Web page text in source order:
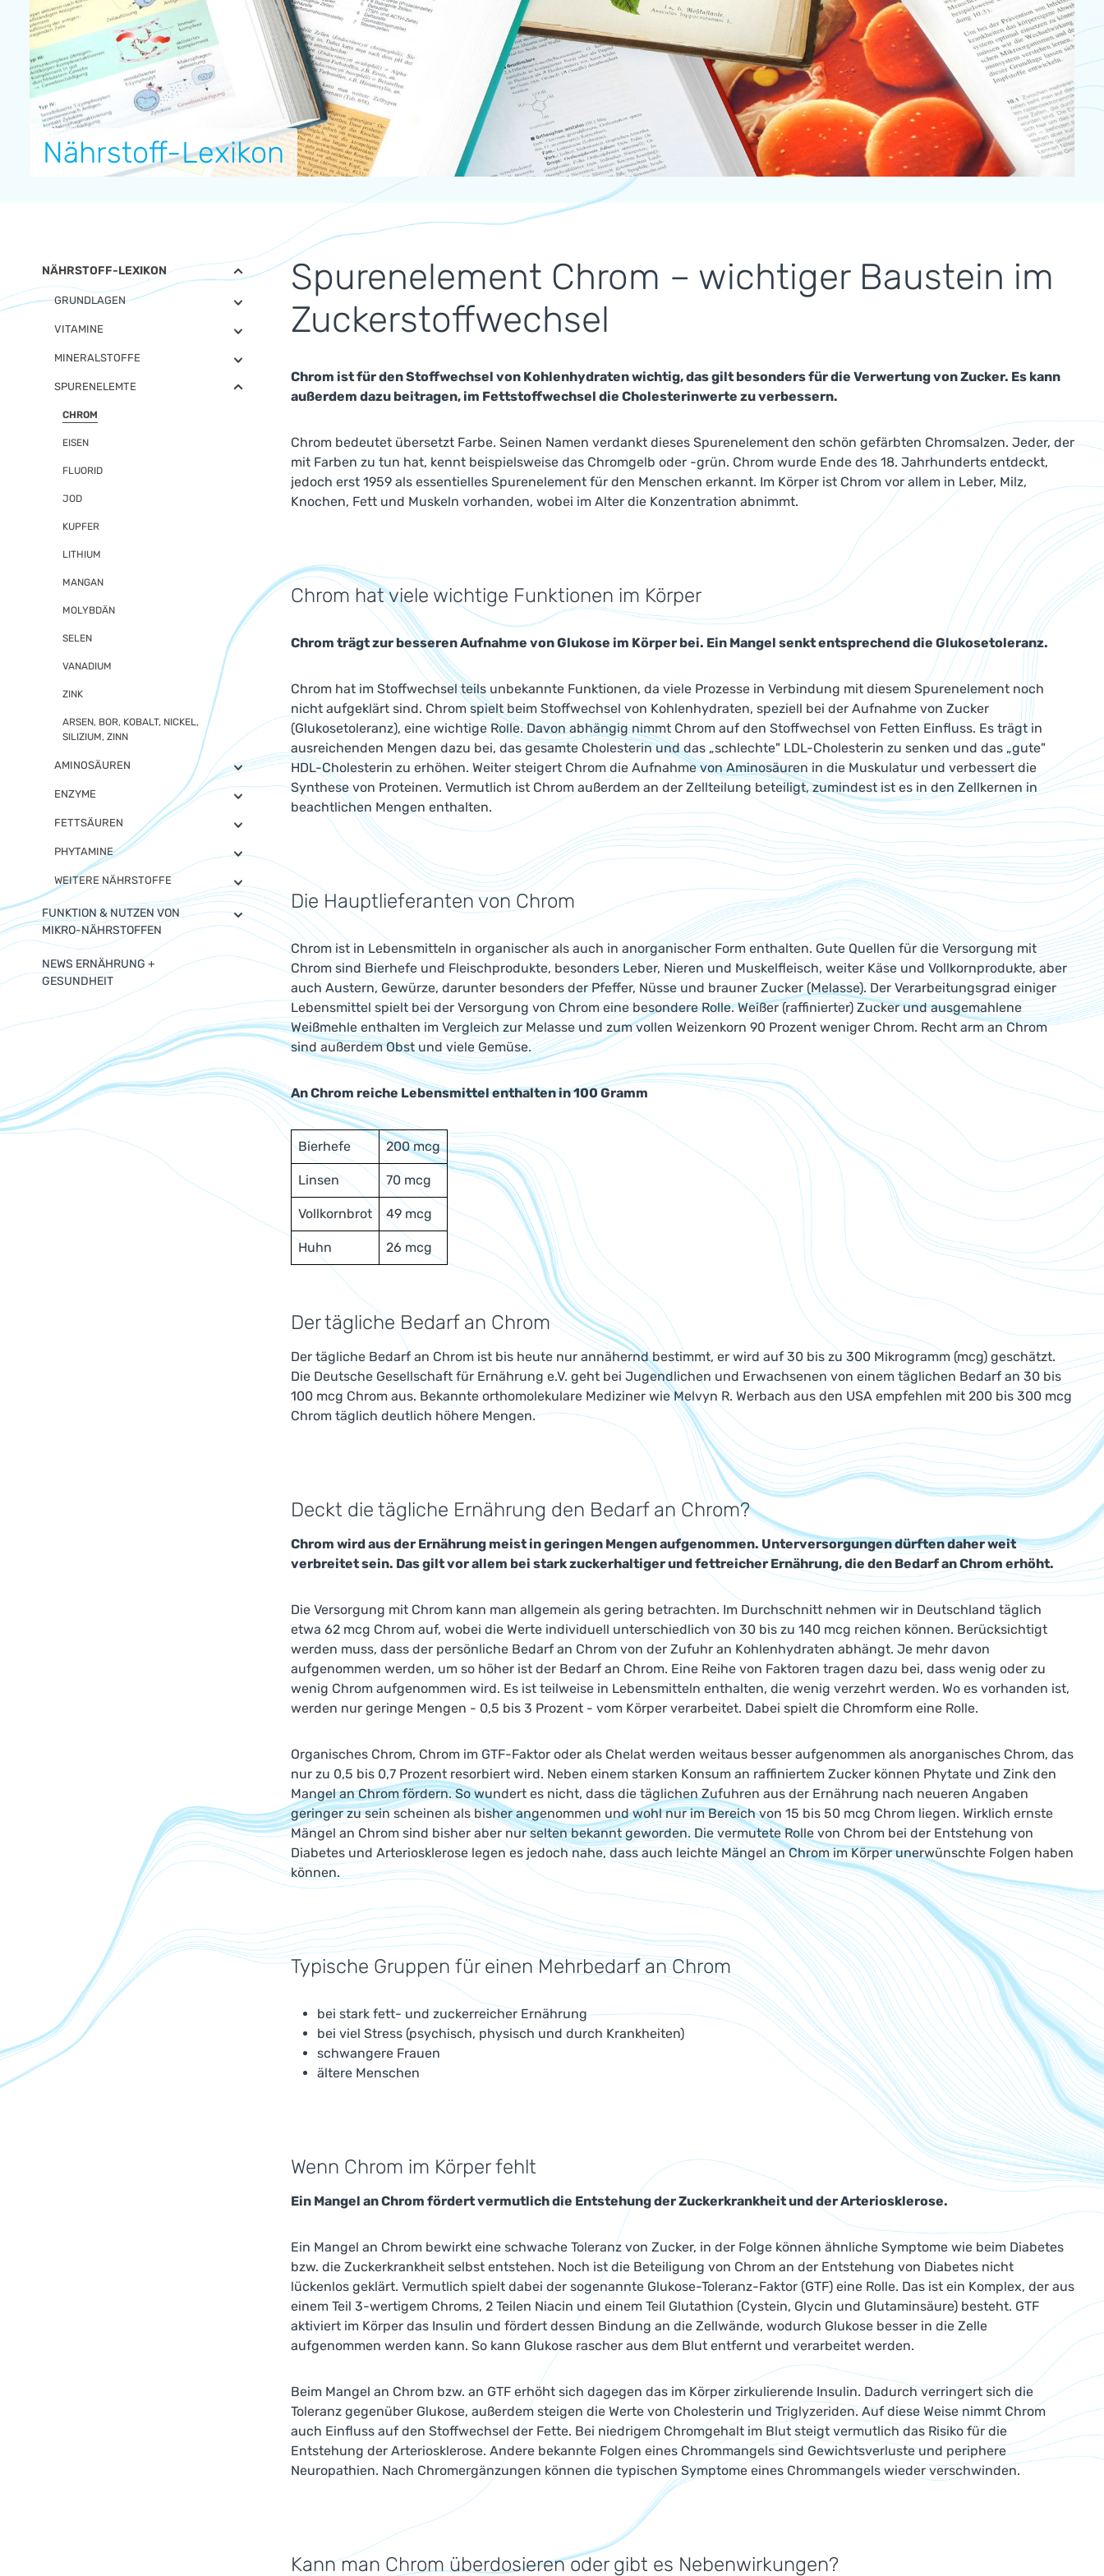
Nährstoff-Lexikon
NÄHRSTOFF-LEXIKON
GRUNDLAGEN
VITAMINE
MINERALSTOFFE
SPURENELEMTE
CHROM
EISEN
FLUORID
JOD
KUPFER
LITHIUM
MANGAN
MOLYBDÄN
SELEN
VANADIUM
ZINK
ARSEN, BOR, KOBALT, NICKEL,
SILIZIUM, ZINN
AMINOSÄUREN
ENZYME
FETTSÄUREN
PHYTAMINE
WEITERE NÄHRSTOFFE
FUNKTION & NUTZEN VON
MIKRO-NÄHRSTOFFEN
NEWS ERNÄHRUNG +
GESUNDHEIT
Spurenelement Chrom – wichtiger Baustein im
Zuckerstoffwechsel
Chrom ist für den Stoffwechsel von Kohlenhydraten wichtig, das gilt besonders für die Verwertung von Zucker. Es kann
außerdem dazu beitragen, im Fettstoffwechsel die Cholesterinwerte zu verbessern.
Chrom bedeutet übersetzt Farbe. Seinen Namen verdankt dieses Spurenelement den schön gefärbten Chromsalzen. Jeder, der
mit Farben zu tun hat, kennt beispielsweise das Chromgelb oder -grün. Chrom wurde Ende des 18. Jahrhunderts entdeckt,
jedoch erst 1959 als essentielles Spurenelement für den Menschen erkannt. Im Körper ist Chrom vor allem in Leber, Milz,
Knochen, Fett und Muskeln vorhanden, wobei im Alter die Konzentration abnimmt.
Chrom hat viele wichtige Funktionen im Körper
Chrom trägt zur besseren Aufnahme von Glukose im Körper bei. Ein Mangel senkt entsprechend die Glukosetoleranz.
Chrom hat im Stoffwechsel teils unbekannte Funktionen, da viele Prozesse in Verbindung mit diesem Spurenelement noch
nicht aufgeklärt sind. Chrom spielt beim Stoffwechsel von Kohlenhydraten, speziell bei der Aufnahme von Zucker
(Glukosetoleranz), eine wichtige Rolle. Davon abhängig nimmt Chrom auf den Stoffwechsel von Fetten Einfluss. Es trägt in
ausreichenden Mengen dazu bei, das gesamte Cholesterin und das „schlechte" LDL-Cholesterin zu senken und das „gute"
HDL-Cholesterin zu erhöhen. Weiter steigert Chrom die Aufnahme von Aminosäuren in die Muskulatur und verbessert die
Synthese von Proteinen. Vermutlich ist Chrom außerdem an der Zellteilung beteiligt, zumindest ist es in den Zellkernen in
beachtlichen Mengen enthalten.
Die Hauptlieferanten von Chrom
Chrom ist in Lebensmitteln in organischer als auch in anorganischer Form enthalten. Gute Quellen für die Versorgung mit
Chrom sind Bierhefe und Fleischprodukte, besonders Leber, Nieren und Muskelfleisch, weiter Käse und Vollkornprodukte, aber
auch Austern, Gewürze, darunter besonders der Pfeffer, Nüsse und brauner Zucker (Melasse). Der Verarbeitungsgrad einiger
Lebensmittel spielt bei der Versorgung von Chrom eine besondere Rolle. Weißer (raffinierter) Zucker und ausgemahlene
Weißmehle enthalten im Vergleich zur Melasse und zum vollen Weizenkorn 90 Prozent weniger Chrom. Recht arm an Chrom
sind außerdem Obst und viele Gemüse.
An Chrom reiche Lebensmittel enthalten in 100 Gramm
Bierhefe 200 mcg
Linsen 70 mcg
Vollkornbrot 49 mcg
Huhn 26 mcg
Der tägliche Bedarf an Chrom
Der tägliche Bedarf an Chrom ist bis heute nur annähernd bestimmt, er wird auf 30 bis zu 300 Mikrogramm (mcg) geschätzt.
Die Deutsche Gesellschaft für Ernährung e.V. geht bei Jugendlichen und Erwachsenen von einem täglichen Bedarf an 30 bis
100 mcg Chrom aus. Bekannte orthomolekulare Mediziner wie Melvyn R. Werbach aus den USA empfehlen mit 200 bis 300 mcg
Chrom täglich deutlich höhere Mengen.
Deckt die tägliche Ernährung den Bedarf an Chrom?
Chrom wird aus der Ernährung meist in geringen Mengen aufgenommen. Unterversorgungen dürften daher weit
verbreitet sein. Das gilt vor allem bei stark zuckerhaltiger und fettreicher Ernährung, die den Bedarf an Chrom erhöht.
Die Versorgung mit Chrom kann man allgemein als gering betrachten. Im Durchschnitt nehmen wir in Deutschland täglich
etwa 62 mcg Chrom auf, wobei die Werte individuell unterschiedlich von 30 bis zu 140 mcg reichen können. Berücksichtigt
werden muss, dass der persönliche Bedarf an Chrom von der Zufuhr an Kohlenhydraten abhängt. Je mehr davon
aufgenommen werden, um so höher ist der Bedarf an Chrom. Eine Reihe von Faktoren tragen dazu bei, dass wenig oder zu
wenig Chrom aufgenommen wird. Es ist teilweise in Lebensmitteln enthalten, die wenig verzehrt werden. Wo es vorhanden ist,
werden nur geringe Mengen - 0,5 bis 3 Prozent - vom Körper verarbeitet. Dabei spielt die Chromform eine Rolle.
Organisches Chrom, Chrom im GTF-Faktor oder als Chelat werden weitaus besser aufgenommen als anorganisches Chrom, das
nur zu 0,5 bis 0,7 Prozent resorbiert wird. Neben einem starken Konsum an raffiniertem Zucker können Phytate und Zink den
Mangel an Chrom fördern. So wundert es nicht, dass die täglichen Zufuhren aus der Ernährung nach neueren Angaben
geringer zu sein scheinen als bisher angenommen und wohl nur im Bereich von 15 bis 50 mcg Chrom liegen. Wirklich ernste
Mängel an Chrom sind bisher aber nur selten bekannt geworden. Die vermutete Rolle von Chrom bei der Entstehung von
Diabetes und Arteriosklerose legen es jedoch nahe, dass auch leichte Mängel an Chrom im Körper unerwünschte Folgen haben
können.
Typische Gruppen für einen Mehrbedarf an Chrom
bei stark fett- und zuckerreicher Ernährung
bei viel Stress (psychisch, physisch und durch Krankheiten)
schwangere Frauen
ältere Menschen
Wenn Chrom im Körper fehlt
Ein Mangel an Chrom fördert vermutlich die Entstehung der Zuckerkrankheit und der Arteriosklerose.
Ein Mangel an Chrom bewirkt eine schwache Toleranz von Zucker, in der Folge können ähnliche Symptome wie beim Diabetes
bzw. die Zuckerkrankheit selbst entstehen. Noch ist die Beteiligung von Chrom an der Entstehung von Diabetes nicht
lückenlos geklärt. Vermutlich spielt dabei der sogenannte Glukose-Toleranz-Faktor (GTF) eine Rolle. Das ist ein Komplex, der aus
einem Teil 3-wertigem Chroms, 2 Teilen Niacin und einem Teil Glutathion (Cystein, Glycin und Glutaminsäure) besteht. GTF
aktiviert im Körper das Insulin und fördert dessen Bindung an die Zellwände, wodurch Glukose besser in die Zelle
aufgenommen werden kann. So kann Glukose rascher aus dem Blut entfernt und verarbeitet werden.
Beim Mangel an Chrom bzw. an GTF erhöht sich dagegen das im Körper zirkulierende Insulin. Dadurch verringert sich die
Toleranz gegenüber Glukose, außerdem steigen die Werte von Cholesterin und Triglyzeriden. Auf diese Weise nimmt Chrom
auch Einfluss auf den Stoffwechsel der Fette. Bei niedrigem Chromgehalt im Blut steigt vermutlich das Risiko für die
Entstehung der Arteriosklerose. Andere bekannte Folgen eines Chrommangels sind Gewichtsverluste und periphere
Neuropathien. Nach Chromergänzungen können die typischen Symptome eines Chrommangels wieder verschwinden.
Kann man Chrom überdosieren oder gibt es Nebenwirkungen?